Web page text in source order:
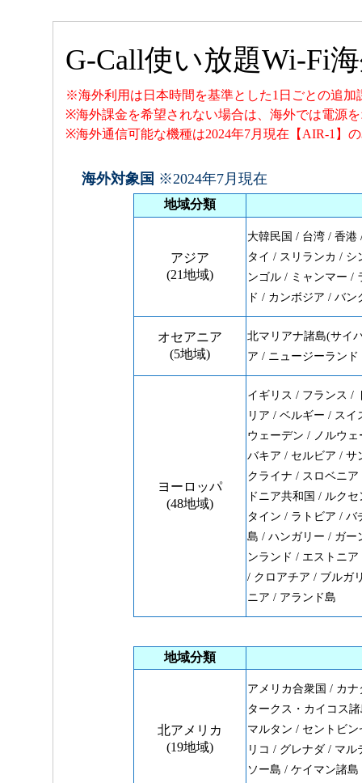
G-Call使い放題Wi-Fi
※海外利用は日本時間を基準とした1日ごとの追加
※海外課金を希望されない場合は、海外では電源
※海外通信可能な機種は2024年7月現在【AIR-1】
海外対象国 ※2024年7月現在
地域分類
アジア
(21地域)
大韓民国 / 台湾 / 香
タイ / スリランカ /
ンゴル / ミャンマー /
ド / カンボジア / バン
オセアニア
(5地域)
北マリアナ諸島(サイ
ア / ニュージーランド
ヨーロッパ
(48地域)
イギリス / フランス /
リア / ベルギー / ス
ウェーデン / ノルウ
バキア / セルビア / サ
クライナ / スロベニ
ドニア共和国 / ルク
タイン / ラトビア /
島 / ハンガリー / ガー
ンランド / エストニ
/ クロアチア / ブルガ
ニア / アランド島
地域分類
北アメリカ
(19地域)
アメリカ合衆国 / カ
タークス・カイコス
マルタン / セントビ
リコ / グレナダ / マ
ソー島 / ケイマン諸